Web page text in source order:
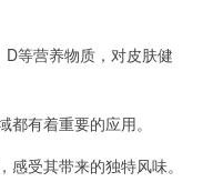
等营养物质，对皮肤健
有着重要的应用。
受其带来的独特风味。